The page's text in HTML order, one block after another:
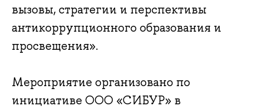
вызовы, стратегии и перспективы
антикоррупционного образования и
просвещения».
Мероприятие организовано по
инициативе ООО «СИБУР» в